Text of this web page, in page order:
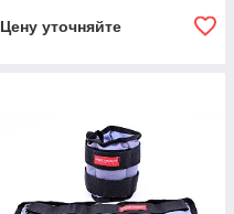
Цену уточняйте